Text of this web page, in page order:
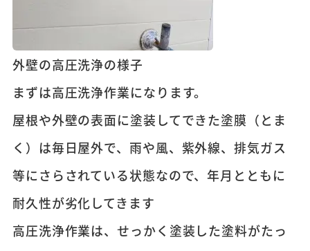
外壁の高圧洗浄の様子
まずは高圧洗浄作業になります。
屋根や外壁の表面に塗装してできた塗膜（とま
く）は毎日屋外で、雨や風、紫外線、排気ガス
等にさらされている状態なので、年月とともに
耐久性が劣化してきます
高圧洗浄作業は、せっかく塗装した塗料がたっ